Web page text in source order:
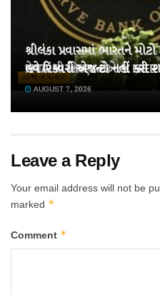
શ્રીલંકા પ્રવાસમાં ભારતને
મેચમાંથી બહાર
AUGUST 7, 2026
NTA ના નિષ્ણાતોએ જ
AUGUST 7, 2026
તાજા સમાચાર
હવે રિકવરી એજન્ટો નહીં કરી
AUGUST 7, 2026
Leave a Reply
Your email address will not be
marked *
Comment *